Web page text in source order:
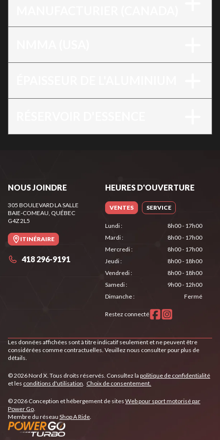
NOUS JOINDRE
305 BOULEVARD LA SALLE
BAIE-COMEAU, QUÉBEC
G4Z 2L5
ITINÉRAIRE
418 296-9191
HEURES D'OUVERTURE
VENTES SERVICE
Lundi:
8h00 - 17h00
Mardi:
8h00 - 17h00
Mercredi:
8h00 - 17h00
Jeudi:
8h00 - 18h00
Vendredi:
8h00 - 18h00
Samedi:
9h00 - 12h00
Dimanche: Fermé
Restez connecté
Les données affichées sont à titre indicatif seulement et ne peuvent être
considérées comme contractuelles. Veuillez nous consulter pour plus de
détails.
© 2026 Nord X. Tous droits réservés. Consultez la politique de confidentialité
et les conditions d'utilisation. Choix de consentement.
© 2026 Conception et hébergement de sites Web pour sport motorisé par
Power Go.
Membre du réseau Shop A Ride.